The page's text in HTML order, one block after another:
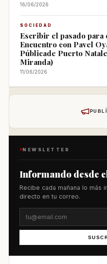
16/06/2026
SOCIEDAD
Escribir el pasado
Encuentro con Pavel
Públicade Puerto
Miranda)
11/06/2026
NEWSLETTER
Informando desde
Recibe cada mañana lo más
directo en tu correo.